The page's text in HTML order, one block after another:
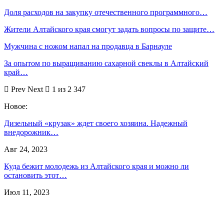
Доля расходов на закупку отечественного программного…
Жители Алтайского края смогут задать вопросы по защите…
Мужчина с ножом напал на продавца в Барнауле
За опытом по выращиванию сахарной свеклы в Алтайский
край…
Prev Next
1 из 2 347
Новое:
Дизельный «крузак» ждет своего хозяина. Надежный
внедорожник…
Авг 24, 2023
Куда бежит молодежь из Алтайского края и можно ли
остановить этот…
Июл 11, 2023